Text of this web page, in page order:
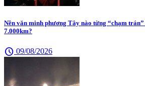
Nền văn minh phương Tây nào từng “chạm
7.000km?
schedule 09/08/2026